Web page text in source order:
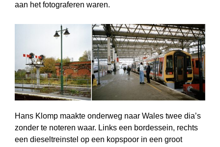
aan het fotograferen waren.
Hans Klomp maakte onderweg naar Wales twee dia’s
zonder te noteren waar. Links een bordessein, rechts
een dieseltreinstel op een kopspoor in een groot